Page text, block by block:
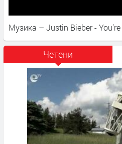
Музика – Justin Bieber -
Четени